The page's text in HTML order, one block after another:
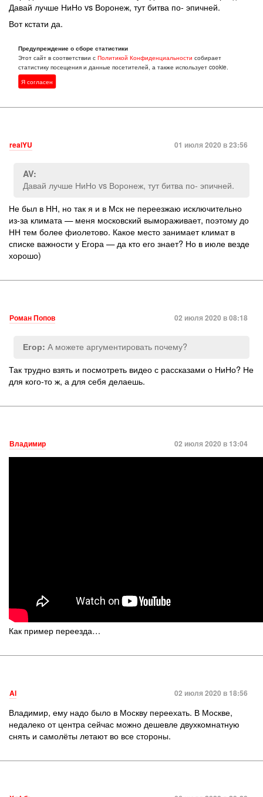
Давай лучше НиНо vs Воронеж, тут битва по- эпичней.
Вот кстати да.
деликатный синоним украинского) менталитет. Не такой
конечно, как у соседей в Б, но все равно.))
На уровне то же РнД. Обычно северян это коробит, но не
стоит брать в голову. Это как итальянцы))
realYU 01 июля 2020 в 23:56
AV:
Давай лучше НиНо vs Воронеж, тут битва по- эпичней.
Не был в НН, но так я и в Мск не переезжаю исключительно
из-за климата — меня московский вымораживает, поэтому до
НН тем более фиолетово. Какое место занимает климат в
списке важности у Егора — да кто его знает? Но в июле везде
хорошо)
Роман Попов 02 июля 2020 в 08:18
Егор: А можете аргументировать почему?
Так трудно взять и посмотреть видео с рассказами о НиНо? Не
для кого-то ж, а для себя делаешь.
Владимир 02 июля 2020 в 13:04
Как пример переезда…
Al 02 июля 2020 в 18:56
Владимир, ему надо было в Москву переехать. В Москве,
недалеко от центра сейчас можно дешевле двухкомнатную
снять и самолёты летают во все стороны.
Предупреждение о сборе статистики
Этот сайт в соответствии сПолитикой Конфиденциальности собирает
статистику посещения и данные посетителей, а также использует cookie.
Я согласен